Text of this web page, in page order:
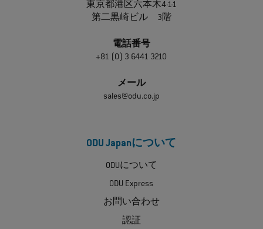
東京都港区六本木4-1-1
第二黒崎ビル 3階
電話番号
+81 (0) 3 6441 3210
メール
sales@odu.co.jp
ODU Japanについて
ODUについて
ODU Express
お問い合わせ
認証